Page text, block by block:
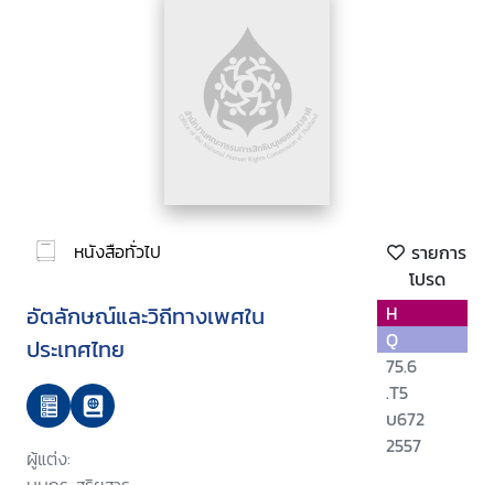
หนังสือทั่วไป
รายการ
โปรด
อัตลักษณ์และวิถีทางเพศใน
ประเทศไทย
ผู้แต่ง:
H
Q
75.6
.T5
บ672
2557